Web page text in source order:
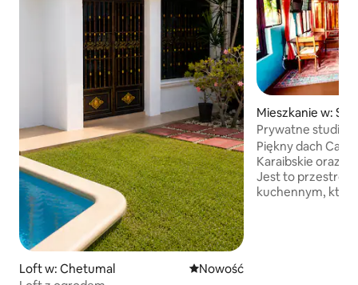
Loft w: Chetumal Nowe miejsce pobytu
Nowość
Mieszkanie w:
Prywatne studio
Karaibach
Piękny dach
Karaibskie oraz
Jest to
kuchennym,